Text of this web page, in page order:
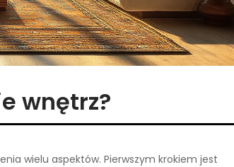
wnętrz?
wielu aspektów. Pierwszym krokiem jest